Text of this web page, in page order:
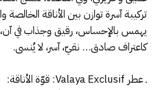
تركيبة آسرة توازن بين الأناقة
يهمس بالإحساس، رقيق وجذاب في آن،
كاعتراف صادق… نقيّ، آسر، لا يُنسى.
ـ عطر Valaya Exclusif: قوّة الأناقة: